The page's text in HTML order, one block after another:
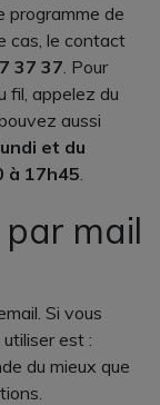
programme de
cas, le contact
37 37 . Pour
fil, appelez du
pouvez aussi
et du
à 17h45
mail
Si vous
est :
du mieux que